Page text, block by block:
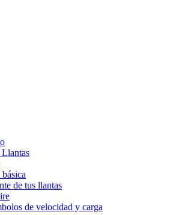
de tus llantas
de velocidad y carga